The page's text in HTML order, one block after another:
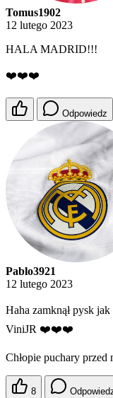
Tomus1902
12 lutego 2023
HALA MADRID!!!
❤️❤️❤️
Odpowiedz
Pablo3921
12 lutego 2023
Haha zamknął pysk
ViniJR ❤️❤️❤️
Chłopie puchary przed
8